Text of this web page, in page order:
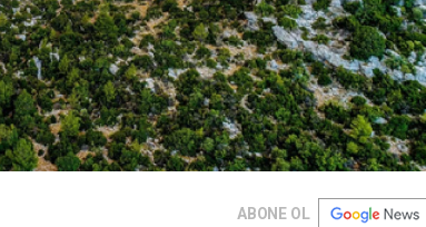
ABONE OL